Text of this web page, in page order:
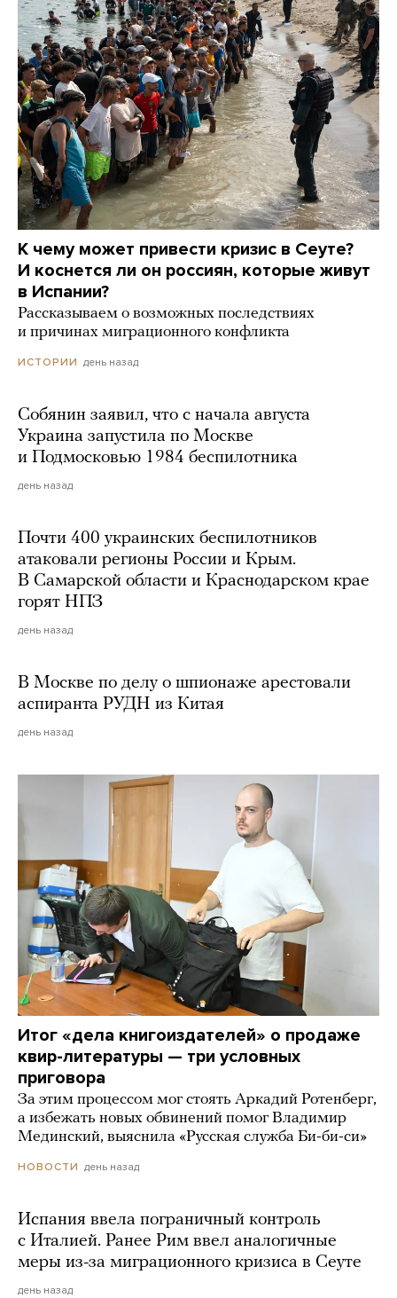
К чему может привести кризис в Сеуте?
И коснется ли он россиян, которые живут
в Испании?
Рассказываем о возможных последствиях
и причинах миграционного конфликта
ИСТОРИИ день назад
Собянин заявил, что с начала августа
Украина запустила по Москве
и Подмосковью 1984 беспилотника
день назад
Почти 400 украинских беспилотников
атаковали регионы России и Крым.
В Самарской области и Краснодарском крае
горят НПЗ
день назад
В Москве по делу о шпионаже арестовали
аспиранта РУДН из Китая
день назад
Итог «дела книгоиздателей» о продаже
квир-литературы — три условных
приговора
За этим процессом мог стоять Аркадий Ротенберг,
а избежать новых обвинений помог Владимир
Мединский, выяснила «Русская служба Би-би-си»
НОВОСТИ день назад
Испания ввела пограничный контроль
с Италией. Ранее Рим ввел аналогичные
меры из-за миграционного кризиса в Сеуте
день назад